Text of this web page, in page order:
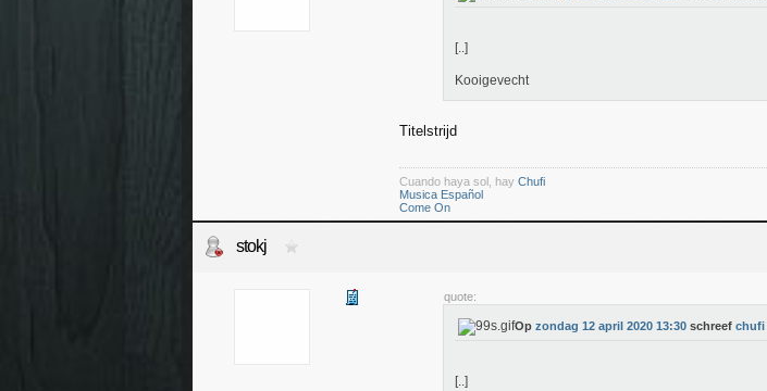
[..]
Kooigevecht
Titelstrijd
Cuando haya sol, hay Chufi
Musica Español
Come On
stokj
quote:
Op zondag 12 april 2020 13:30 schreef chufi
[..]